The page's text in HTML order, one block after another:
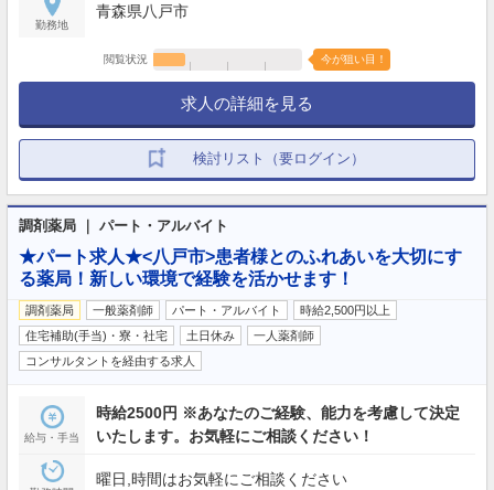
勤務地
青森県八戸市
閲覧状況 今が狙い目！
求人の詳細を見る
検討リスト（要ログイン）
調剤薬局 ｜ パート・アルバイト
★パート求人★<八戸市>患者様とのふれあいを大切にす
る薬局！新しい環境で経験を活かせます！
調剤薬局 一般薬剤師 パート・アルバイト
時給2,500円以上
住宅補助(手当)・寮・社宅
土日休み
一人薬剤師
コンサルタントを経由する求人
給与・手当
時給2500円 ※あなたのご経験、能力を考慮して決定
いたします。お気軽にご相談ください！
曜日,時間はお気軽にご相談ください